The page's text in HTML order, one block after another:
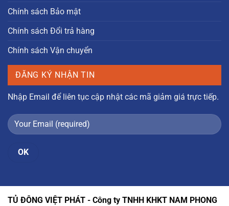
Chính sách Bảo mật
Chính sách Đổi trả hàng
Chính sách Vận chuyển
ĐĂNG KÝ NHẬN TIN
Nhập Email để liên tục cập nhật các mã giảm giá trực tiếp.
TỦ ĐÔNG VIỆT PHÁT - Công ty TNHH KHKT NAM PHONG